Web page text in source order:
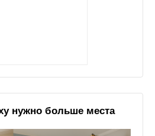
нужно больше места